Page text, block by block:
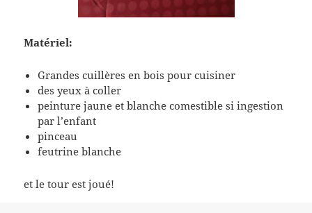
Matériel:
Grandes cuillères en bois pour cuisiner
des yeux à coller
peinture jaune et blanche comestible si ingestion
par l’enfant
pinceau
feutrine blanche
et le tour est joué!